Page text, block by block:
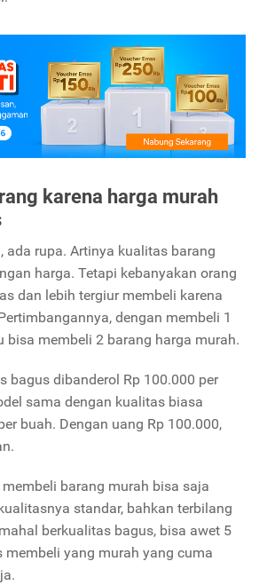
karena harga murah
ada rupa. Artinya kualitas barang
harga. Tetapi kebanyakan orang
dan lebih tergiur membeli karena
dengan membeli 1
bisa membeli 2 barang harga murah.
bagus dibanderol Rp 100.000 per
sama dengan kualitas biasa
buah. Dengan uang Rp 100.000,
barang murah bisa saja
standar, bahkan terbilang
berkualitas bagus, bisa awet 5
membeli yang murah yang cuma